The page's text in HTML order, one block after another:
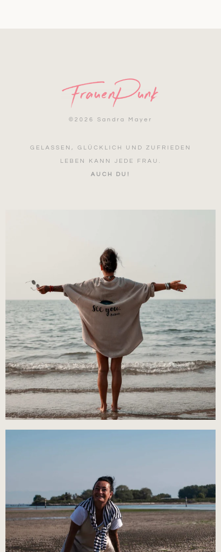
© 2026 Sandra Mayer
GELASSEN, GLÜCKLICH UND ZUFRIEDEN
LEBEN KANN JEDE FRAU.
AUCH DU!